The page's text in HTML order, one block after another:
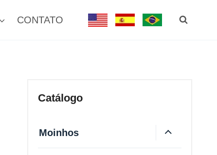
CONTATO
Catálogo
Moinhos